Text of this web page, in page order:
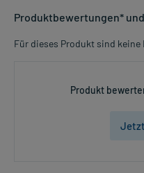
Produktbewertungen*
Für dieses Produkt sind
Produkt